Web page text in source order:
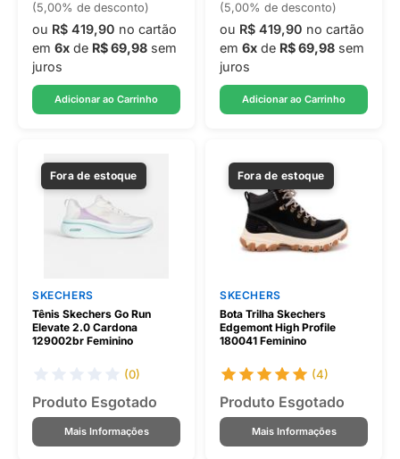
(5,00% de desconto)
ou R$ 419,90 no cartão
em 6x de R$ 69,98 sem
juros
Adicionar ao Carrinho
(5,00% de desconto)
ou R$ 419,90 no cartão
em 6x de R$ 69,98 sem
juros
Adicionar ao Carrinho
Fora de estoque
SKECHERS
Tênis Skechers Go Run
Elevate 2.0 Cardona
129002br Feminino
(0)
Produto Esgotado
Mais Informações
Fora de estoque
SKECHERS
Bota Trilha Skechers
Edgemont High Profile
180041 Feminino
(4)
Produto Esgotado
Mais Informações